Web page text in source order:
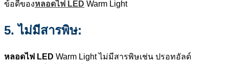
ข้อดีของหลอดไฟ LED Warm Light
5. ไม่มีสารพิษ:
หลอดไฟ LED Warm Light ไม่มีสารพิษเช่น ปรอทอัลด์